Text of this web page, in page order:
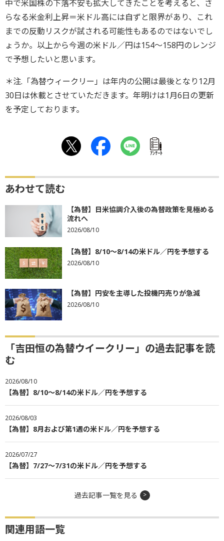
中で米国株の下落不安も拡大してきたことを考えると、さ
らなる米金利上昇＝米ドル高には自ずと限界があり、これ
までの反動リスクが試される可能性もあるのではないでし
ょうか。以上から今週の米ドル／円は154～158円のレンジ
で予想したいと思います。
＊注.「為替ウィークリー」は年内の公開は最後となり12月
30日は休載とさせていただきます。年明けは1月6日の更新
を予定しております。
ｱﾝｹｰﾄ
あわせて読む
【為替】日米協調介入後の為替政策を見極める
流れへ
2026/08/10
【為替】8/10～8/14の米ドル／円を予想する
2026/08/10
【為替】円安を主導した投機円売りが急減
2026/08/10
「吉田恒の為替ウイークリー」の過去記事を読
む
2026/08/10
【為替】8/10～8/14の米ドル／円を予想する
2026/08/03
【為替】8月および第1週の米ドル／円を予想する
2026/07/27
【為替】7/27～7/31の米ドル／円を予想する
過去記事一覧を見る
関連用語一覧